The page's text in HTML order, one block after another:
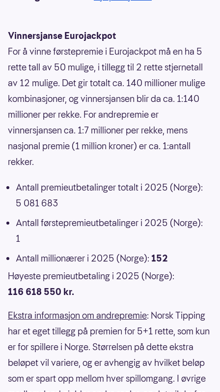
Vinnersjanse Eurojackpot
For å vinne førstepremie i Eurojackpot må en ha 5
rette tall av 50 mulige, i tillegg til 2 rette stjernetall
av 12 mulige. Det gir totalt ca. 140 millioner mulige
kombinasjoner, og vinnersjansen blir da ca. 1:140
millioner per rekke. For andrepremie er
vinnersjansen ca. 1:7 millioner per rekke, mens
nasjonal premie (1 million kroner) er ca. 1:antall
rekker.
Antall premieutbetalinger totalt i 2025 (Norge):
5 081 683
Antall førstepremieutbetalinger i 2025 (Norge):
1
Antall millionærer i 2025 (Norge): 152
Høyeste premieutbetaling i 2025 (Norge):
116 618 550 kr.
Ekstra informasjon om andrepremie: Norsk Tipping
har et eget tillegg på premien for 5+1 rette, som kun
er for spillere i Norge. Størrelsen på dette ekstra
beløpet vil variere, og er avhengig av hvilket beløp
som er spart opp mellom hver spillomgang. I øvrige